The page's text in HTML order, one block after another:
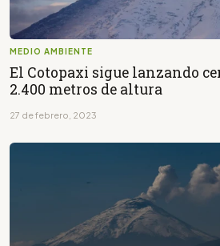
MEDIO AMBIENTE
El Cotopaxi sigue lanzando
2.400 metros de altura
27 de febrero, 2023